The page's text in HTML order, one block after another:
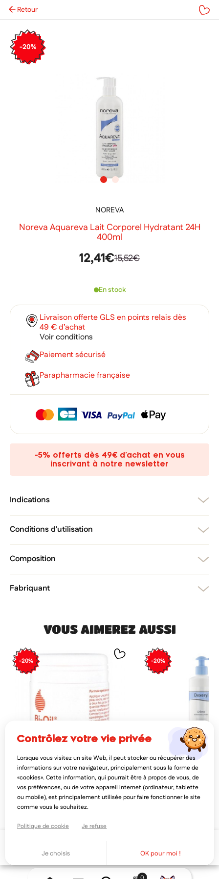
Retour
NOREVA
Noreva Aquareva Lait Corporel Hydratant 24H
400ml
12,41€15,52€
En stock
Livraison offerte GLS en points relais dès
49 € d’achat
Voir conditions
Paiement sécurisé
Parapharmacie française
-5% offerts dès 49€ d’achat en vous
inscrivant à notre newsletter
-20%
Indications
Conditions d'utilisation
Composition
Fabriquant
VOUS AIMEREZ AUSSI
-20%
BI-OIL
bi-oil gel peaux sèche 50ml
13,85€
11,08€
AJOUTER AU PANIER
-20%
DEXERYL
dexeryl crème
500gr
13,31€
×
Créer une nouvelle liste
×
Nom de la liste d'envies
×
Vous devez être connecté pour ajouter des produits à votre
liste d'envies.
contrôlez votre vie privée
Lorsque vous visitez un site Web, il peut stocker ou récupérer des
informations sur votre navigateur, principalement sous la forme de
«cookies». Cette information, qui pourrait être à propos de vous, de
vos préférences, ou de votre appareil internet (ordinateur, tablette
ou mobile), est principalement utilisée pour faire fonctionner le site
comme vous le souhaitez.
Politique de cookie Je refuse
Je choisis OK pour moi !